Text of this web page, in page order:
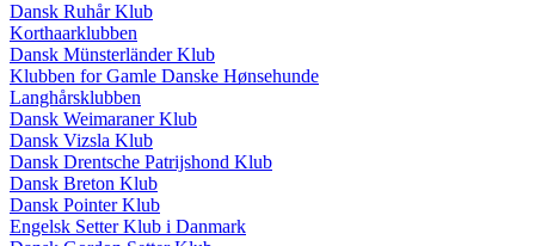
Dansk Ruhår Klub
Korthaarklubben
Dansk Münsterländer Klub
Klubben for Gamle Danske Hønsehunde
Langhårsklubben
Dansk Weimaraner Klub
Dansk Vizsla Klub
Dansk Drentsche Patrijshond Klub
Dansk Breton Klub
Dansk Pointer Klub
Engelsk Setter Klub i Danmark